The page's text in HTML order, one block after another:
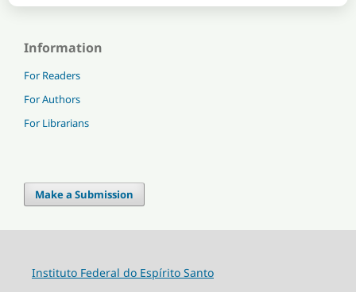
Information
For Readers
For Authors
For Librarians
Make a Submission
Instituto Federal do Espírito Santo